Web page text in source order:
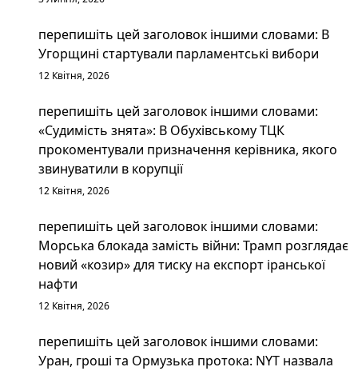
перепишіть цей заголовок іншими словами: В
Угорщині стартували парламентські вибори
12 Квітня, 2026
перепишіть цей заголовок іншими словами:
«Судимість знята»: В Обухівському ТЦК
прокоментували призначення керівника, якого
звинуватили в корупції
12 Квітня, 2026
перепишіть цей заголовок іншими словами:
Морська блокада замість війни: Трамп розглядає
новий «козир» для тиску на експорт іранської
нафти
12 Квітня, 2026
перепишіть цей заголовок іншими словами:
Уран, гроші та Ормузька протока: NYT назвала